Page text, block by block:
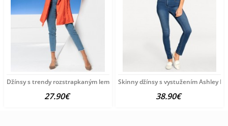
Džínsy s trendy rozstrapkaným lemom HEINE, modrobiele
27.90€
Skinny džínsy s vystužením Ashley
38.90€